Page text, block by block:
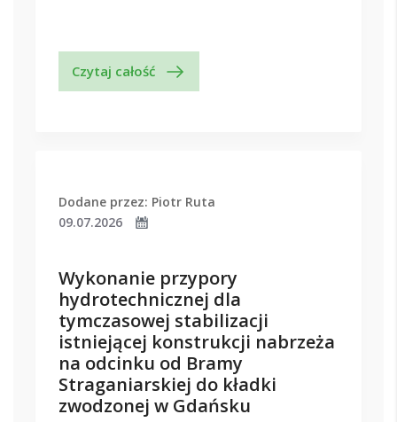
Czytaj całość
Dodane przez: Piotr Ruta
09.07.2026
Wykonanie przypory
hydrotechnicznej dla
tymczasowej stabilizacji
istniejącej konstrukcji nabrzeża
na odcinku od Bramy
Straganiarskiej do kładki
zwodzonej w Gdańsku